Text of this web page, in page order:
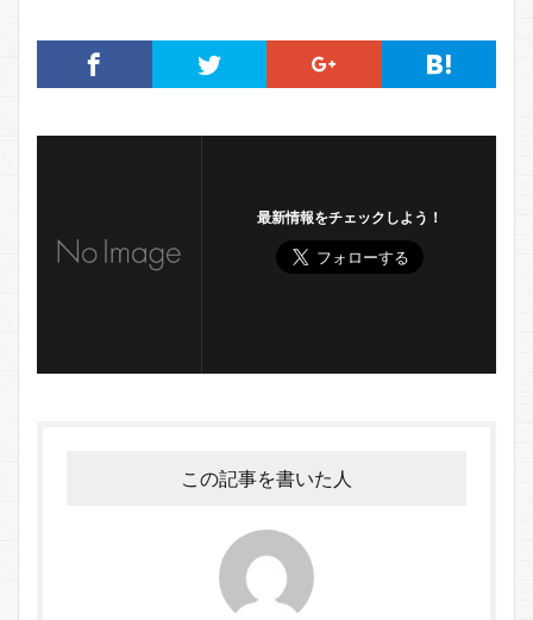
最新情報をチェックしよう！
この記事を書いた人